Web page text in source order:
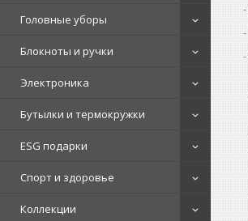
Головные уборы
Блокноты и ручки
Электроника
Бутылки и термокружки
ESG подарки
Спорт и здоровье
Коллекции